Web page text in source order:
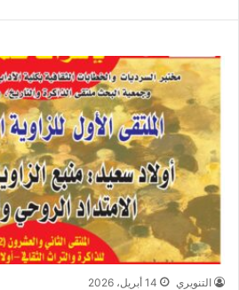
التنويري 14 أبريل، 2026